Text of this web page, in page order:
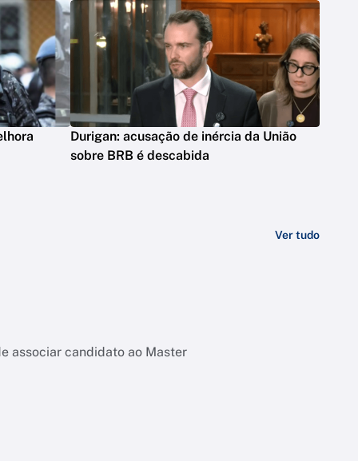
Durigan: acusação de inércia da União
sobre BRB é descabida
Ver tudo
associar candidato ao Master